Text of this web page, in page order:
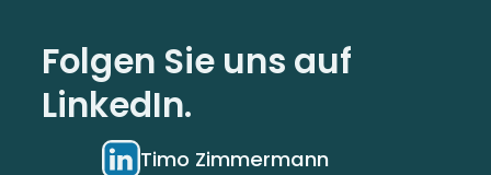
Folgen Sie uns auf
LinkedIn.
Timo Zimmermann